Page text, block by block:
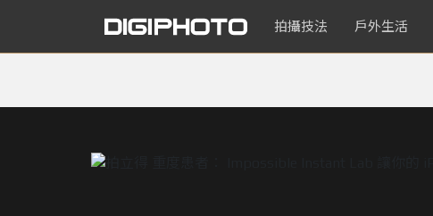
拍攝技法 戶外生活